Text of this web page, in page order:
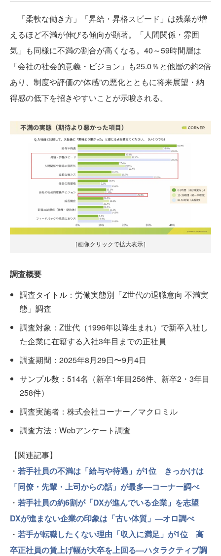
「柔軟な働き方」「昇給・昇格スピード」は残業が増
えるほど不満が伸びる傾向が顕著。「人間関係・雰囲
気」も同様に不満の割合が高くなる。40～59時間層は
「会社の社会的意義・ビジョン」も25.0％と他層の約2倍
あり、制度や評価の“体感”の悪化とともに将来展望・納
得感の低下を招きやすいことが示唆される。
［画像クリックで拡大表示］
調査概要
調査タイトル：労働実態別「Z世代の退職意向 不満実
態」調査
調査対象：Z世代（1996年以降生まれ）で新卒入社し
た企業に在籍する入社3年目までの正社員
調査期間：2025年8月29日〜9月4日
サンプル数：514名（新卒1年目256件、新卒2・3年目
258件）
調査実施者：株式会社コーナー／マクロミル
調査方法：Webアンケート調査
【関連記事】
・ 若手社員の不満は「給与や待遇」が1位 きっかけは
「同僚・先輩・上司からの話」が最多—コーナー調べ
・ 若手社員の約6割が「DXが進んでいる企業」を志望
DXが進まない企業の印象は「古い体質」—オロ調べ
・ 若手が転職したくない理由「収入に満足」が1位 高
卒正社員の賃上げ幅が大卒を上回る—ハタラクティブ調